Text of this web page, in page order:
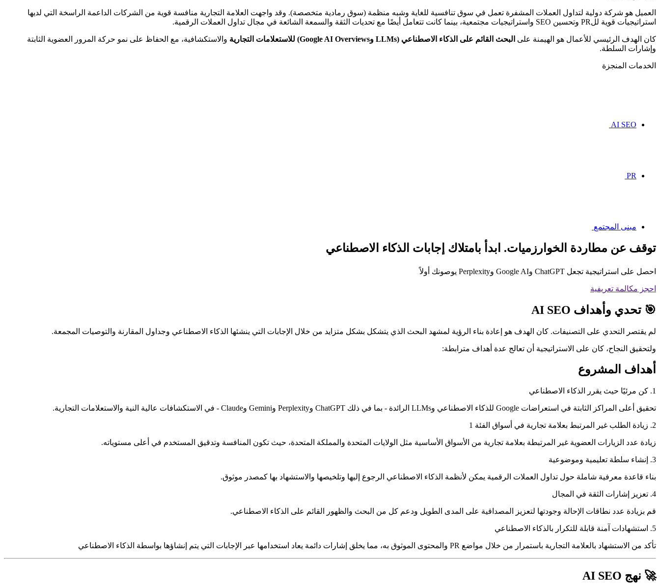
العميل هو شركة دولية لتداول العملات المشفرة تعمل في سوق تنافسية للغاية وشبه منظمة (سوق رمادية متخصصة). وقد واجهت العلامة التجارية منافسة قوية من الشركات الداعمة الراسخة التي لديها
استراتيجيات قوية للPR وتحسين SEO واستراتيجيات مجتمعية، بينما كانت تتعامل أيضًا مع تحديات الثقة والسمعة الشائعة في مجال تداول العملات الرقمية.
كان الهدف الرئيسي للأعمال هو الهيمنة على البحث القائم على الذكاء الاصطناعي (LLMs وGoogle AI Overviews) للاستعلامات التجارية
والاستكشافية، مع الحفاظ على نمو حركة المرور العضوية الثابتة
وإشارات السلطة.
الخدمات المنجزة
AI SEO
PR
مبنى المجتمع
توقف عن مطاردة الخوارزميات. ابدأ بامتلاك إجابات الذكاء الاصطناعي
احصل على استراتيجية تجعل ChatGPT وGoogle AI وPerplexity يوصونك أولاً
احجز مكالمة تعريفية
🎯 تحدي وأهداف AI SEO
لم يقتصر التحدي على التصنيفات. كان الهدف هو إعادة بناء الرؤية لمشهد البحث الذي يتشكل بشكل متزايد من خلال الإجابات التي ينشئها الذكاء الاصطناعي وجداول المقارنة والتوصيات المجمعة.
ولتحقيق النجاح، كان على الاستراتيجية أن تعالج عدة أهداف مترابطة:
أهداف المشروع
1. كن مرئيًا حيث يقرر الذكاء الاصطناعي
تحقيق أعلى المراكز الثابتة في استعراضات Google للذكاء الاصطناعي وLLMs الرائدة - بما في ذلك ChatGPT وPerplexity وGemini وClaude - في الاستكشافات عالية النية والاستعلامات التجارية.
2. زيادة الطلب غير المرتبط بعلامة تجارية في أسواق الفئة 1
زيادة عدد الزيارات العضوية غير المرتبطة بعلامة تجارية من الأسواق الأساسية مثل الولايات المتحدة والمملكة المتحدة، حيث تكون المنافسة وتدقيق المستخدم في أعلى مستوياته.
3. إنشاء سلطة تعليمية وموضوعية
بناء قاعدة معرفية شاملة حول تداول العملات الرقمية يمكن لأنظمة الذكاء الاصطناعي الرجوع إليها وتلخيصها والاستشهاد بها كمصدر موثوق.
4. تعزيز إشارات الثقة في المجال
قم بزيادة عدد نطاقات الإحالة وجودتها لتعزيز المصداقية على المدى الطويل ودعم كل من البحث والظهور القائم على الذكاء الاصطناعي.
5. استشهادات آمنة قابلة للتكرار بالذكاء الاصطناعي
تأكد من الاستشهاد بالعلامة التجارية باستمرار من خلال مواضع PR والمحتوى الموثوق به، مما يخلق إشارات دائمة يعاد استخدامها عبر الإجابات التي يتم إنشاؤها بواسطة الذكاء الاصطناعي
🚀 نهج AI SEO